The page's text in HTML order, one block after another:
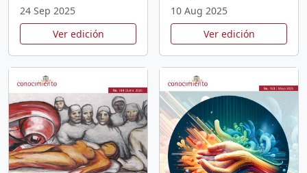
24 Sep 2025
Ver edición
10 Aug 2025
Ver edición